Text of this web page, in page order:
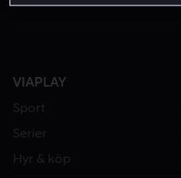
VIAPLAY
Sport
Serier
Hyr & köp